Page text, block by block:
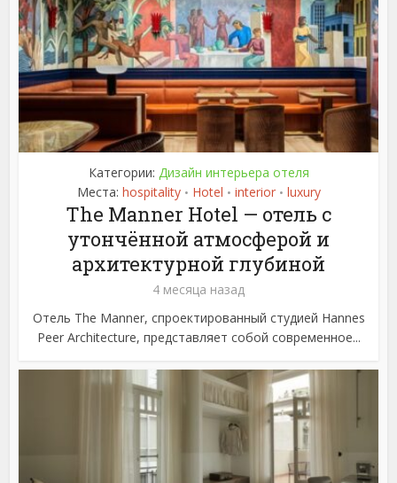
Категории: Дизайн интерьера отеля
Места: hospitality • Hotel • interior • luxury
The Manner Hotel — отель с
утончённой атмосферой и
архитектурной глубиной
4 месяца назад
Отель The Manner, спроектированный студией Hannes
Peer Architecture, представляет собой современное...